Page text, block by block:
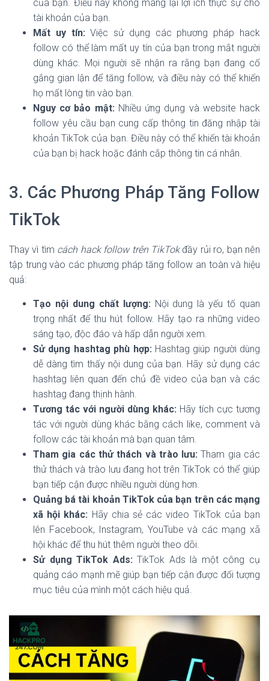
của bạn. Điều này không mang lại lợi ích thực sự cho
tài khoản của bạn.
Mất uy tín: Việc sử dụng các phương pháp hack
follow có thể làm mất uy tín của bạn trong mắt người
dùng khác. Mọi người sẽ nhận ra rằng bạn đang cố
gắng gian lận để tăng follow, và điều này có thể khiến
họ mất lòng tin vào bạn.
Nguy cơ bảo mật: Nhiều ứng dụng và website hack
follow yêu cầu bạn cung cấp thông tin đăng nhập tài
khoản TikTok của bạn. Điều này có thể khiến tài khoản
của bạn bị hack hoặc đánh cắp thông tin cá nhân.
3. Các Phương Pháp Tăng Follow
TikTok
Thay vì tìm cách hack follow trên TikTokđầy rủi ro, bạn nên
tập trung vào các phương pháp tăng follow an toàn và hiệu
quả:
Tạo nội dung chất lượng: Nội dung là yếu tố quan
trọng nhất để thu hút follow. Hãy tạo ra những video
sáng tạo, độc đáo và hấp dẫn người xem.
Sử dụng hashtag phù hợp: Hashtag giúp người dùng
dễ dàng tìm thấy nội dung của bạn. Hãy sử dụng các
hashtag liên quan đến chủ đề video của bạn và các
hashtag đang thịnh hành.
Tương tác với người dùng khác: Hãy tích cực tương
tác với người dùng khác bằng cách like, comment và
follow các tài khoản mà bạn quan tâm.
Tham gia các thử thách và trào lưu: Tham gia các
thử thách và trào lưu đang hot trên TikTok có thể giúp
bạn tiếp cận được nhiều người dùng hơn.
Quảng bá tài khoản TikTok của bạn trên các mạng
xã hội khác: Hãy chia sẻ các video TikTok của bạn
lên Facebook, Instagram, YouTube và các mạng xã
hội khác để thu hút thêm người theo dõi.
Sử dụng TikTok Ads: TikTok Ads là một công cụ
quảng cáo mạnh mẽ giúp bạn tiếp cận được đối tượng
mục tiêu của mình một cách hiệu quả.